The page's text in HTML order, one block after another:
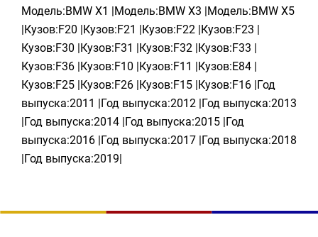
Модель:BMW X1 |Модель:BMW X3 |Модель:BMW X5
|Кузов:F20 |Кузов:F21 |Кузов:F22 |Кузов:F23 |
Кузов:F30 |Кузов:F31 |Кузов:F32 |Кузов:F33 |
Кузов:F36 |Кузов:F10 |Кузов:F11 |Кузов:E84 |
Кузов:F25 |Кузов:F26 |Кузов:F15 |Кузов:F16 |Год
выпуска:2011 |Год выпуска:2012 |Год выпуска:2013
|Год выпуска:2014 |Год выпуска:2015 |Год
выпуска:2016 |Год выпуска:2017 |Год выпуска:2018
|Год выпуска:2019|